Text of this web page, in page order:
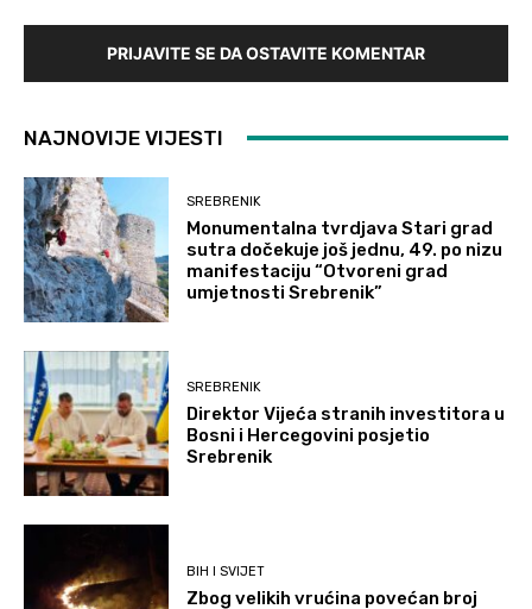
PRIJAVITE SE DA OSTAVITE KOMENTAR
NAJNOVIJE VIJESTI
SREBRENIK
Monumentalna tvrdjava Stari grad
sutra dočekuje još jednu, 49. po nizu
manifestaciju “Otvoreni grad
umjetnosti Srebrenik”
SREBRENIK
Direktor Vijeća stranih investitora u
Bosni i Hercegovini posjetio
Srebrenik
BIH I SVIJET
Zbog velikih vrućina povećan broj